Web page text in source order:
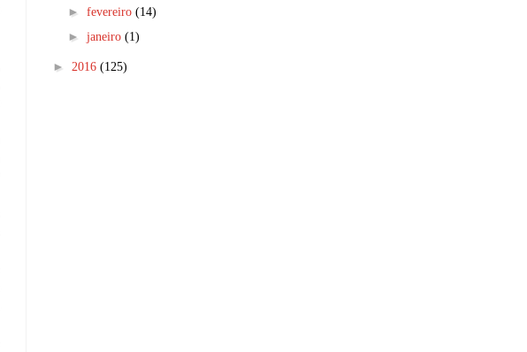
► fevereiro (14)
► janeiro (1)
► 2016 (125)